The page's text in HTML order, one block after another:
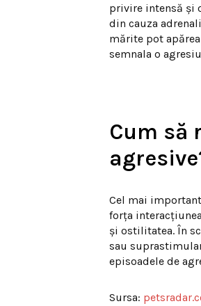
privire intensă și
din cauza
mărite pot
semnala o
Cum să
Cel mai
forța
și ostilitatea. În
sau
episoadele de
Sursa: